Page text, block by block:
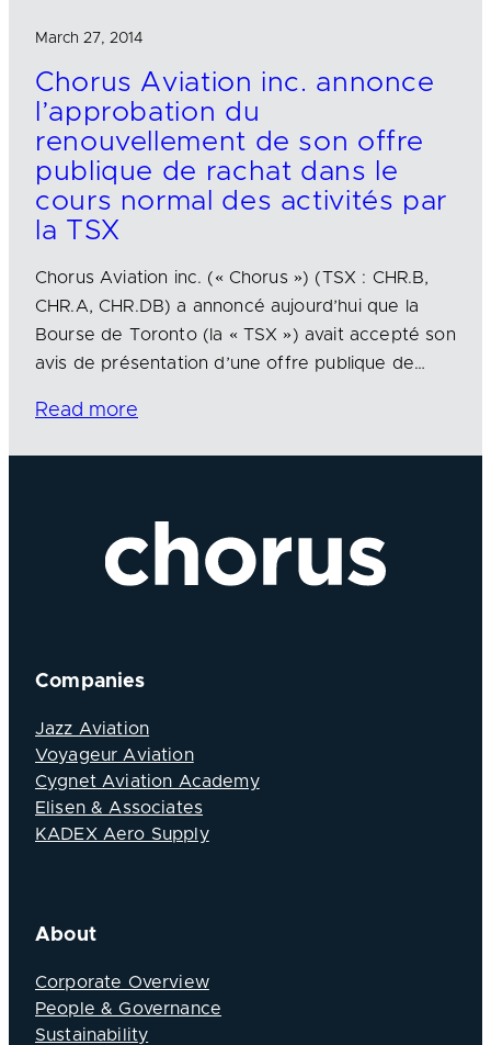
March 27, 2014
Chorus Aviation inc. annonce
l’approbation du
renouvellement de son offre
publique de rachat dans le
cours normal des activités par
la TSX
Chorus Aviation inc. (« Chorus ») (TSX : CHR.B,
CHR.A, CHR.DB) a annoncé aujourd’hui que la
Bourse de Toronto (la « TSX ») avait accepté son
avis de présentation d’une offre publique de…
Read more
Companies
Jazz Aviation
Voyageur Aviation
Cygnet Aviation Academy
Elisen & Associates
KADEX Aero Supply
About
Corporate Overview
People & Governance
Sustainability